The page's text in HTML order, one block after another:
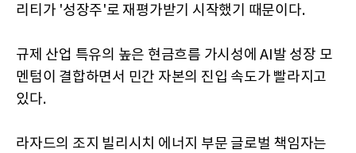
리티가 '성장주'로 재평가받기 시작했기 때문이다.
규제 산업 특유의 높은 현금흐름 가시성에 AI발 성장 모
멘텀이 결합하면서 민간 자본의 진입 속도가 빨라지고
있다.
라자드의 조지 빌리시치 에너지 부문 글로벌 책임자는